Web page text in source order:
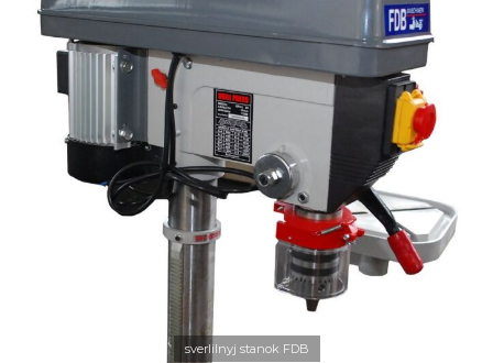
sverlilnyj stanok FDB